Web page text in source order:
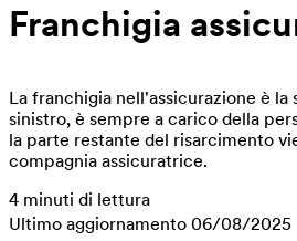
Franchigia
La franchigia nell'assicurazione è la
sinistro, è sempre a carico della
la parte restante del risarcimento
compagnia assicuratrice.
4 minuti di lettura
Ultimo aggiornamento 06/08/2025